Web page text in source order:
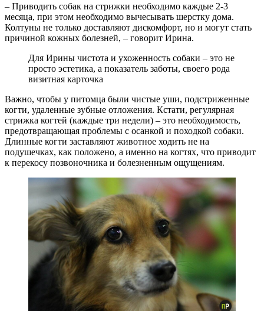
– Приводить собак на стрижки необходимо каждые 2-3
месяца, при этом необходимо вычесывать шерстку дома.
Колтуны не только доставляют дискомфорт, но и могут стать
причиной кожных болезней, – говорит Ирина.
Для Ирины чистота и ухоженность собаки – это не
просто эстетика, а показатель заботы, своего рода
визитная карточка
Важно, чтобы у питомца были чистые уши, подстриженные
когти, удаленные зубные отложения. Кстати, регулярная
стрижка когтей (каждые три недели) – это необходимость,
предотвращающая проблемы с осанкой и походкой собаки.
Длинные когти заставляют животное ходить не на
подушечках, как положено, а именно на когтях, что приводит
к перекосу позвоночника и болезненным ощущениям.